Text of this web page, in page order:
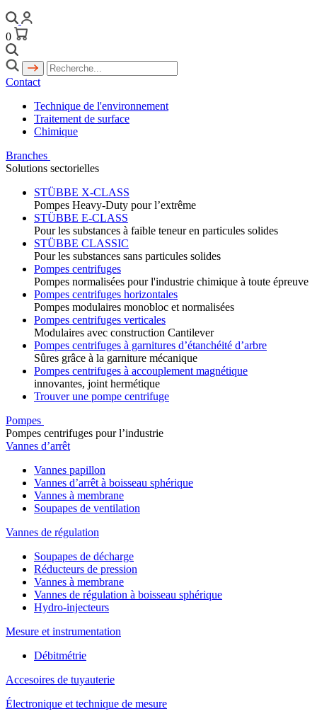
0
Contact
Technique de l'environnement
Traitement de surface
Chimique
Branches
Solutions sectorielles
STÜBBE X-CLASS
Pompes Heavy-Duty pour l’extrême
STÜBBE E-CLASS
Pour les substances à faible teneur en particules solides
STÜBBE CLASSIC
Pour les substances sans particules solides
Pompes centrifuges
Pompes normalisées pour l'industrie chimique à toute épreuve
Pompes centrifuges horizontales
Pompes modulaires monobloc et normalisées
Pompes centrifuges verticales
Modulaires avec construction Cantilever
Pompes centrifuges à garnitures d’étanchéité d’arbre
Sûres grâce à la garniture mécanique
Pompes centrifuges à accouplement magnétique
innovantes, joint hermétique
Trouver une pompe centrifuge
Pompes
Pompes centrifuges pour l’industrie
Vannes d’arrêt
Vannes papillon
Vannes d’arrêt à boisseau sphérique
Vannes à membrane
Soupapes de ventilation
Vannes de régulation
Soupapes de décharge
Réducteurs de pression
Vannes à membrane
Vannes de régulation à boisseau sphérique
Hydro-injecteurs
Mesure et instrumentation
Débitmétrie
Accesoires de tuyauterie
Électronique et technique de mesure